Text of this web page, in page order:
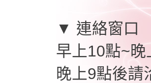
▼ 連絡窗口
早上10點~
晚上9點後請